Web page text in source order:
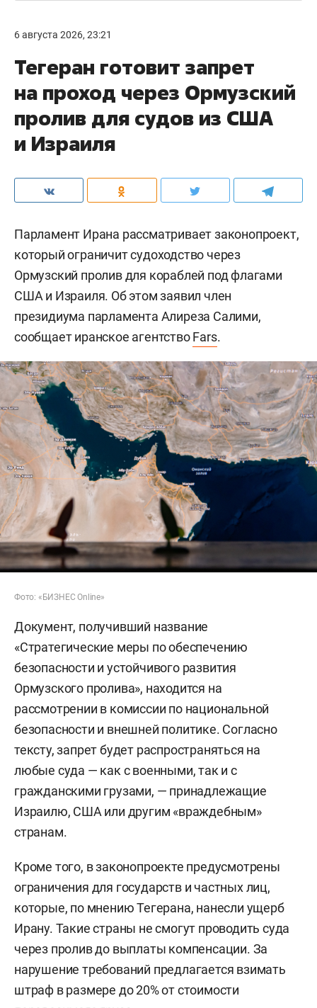
6 августа 2026, 23:21
Тегеран готовит запрет
на проход через Ормузский
пролив для судов из США
и Израиля
Парламент Ирана рассматривает законопроект,
который ограничит судоходство через
Ормузский пролив для кораблей под флагами
США и Израиля. Об этом заявил член
президиума парламента Алиреза Салими,
сообщает иранское агентствоFars.
Фото: «БИЗНЕС Online»
Документ, получивший название
«Стратегические меры по обеспечению
безопасности и устойчивого развития
Ормузского пролива», находится на
рассмотрении в комиссии по национальной
безопасности и внешней политике. Согласно
тексту, запрет будет распространяться на
любые суда — как с военными, так и с
гражданскими грузами, — принадлежащие
Израилю, США или другим «враждебным»
странам.
Кроме того, в законопроекте предусмотрены
ограничения для государств и частных лиц,
которые, по мнению Тегерана, нанесли ущерб
Ирану. Такие страны не смогут проводить суда
через пролив до выплаты компенсации. За
нарушение требований предлагается взимать
штраф в размере до 20% от стоимости